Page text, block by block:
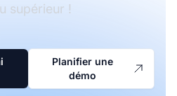
supérieur !
Planifier une
démo